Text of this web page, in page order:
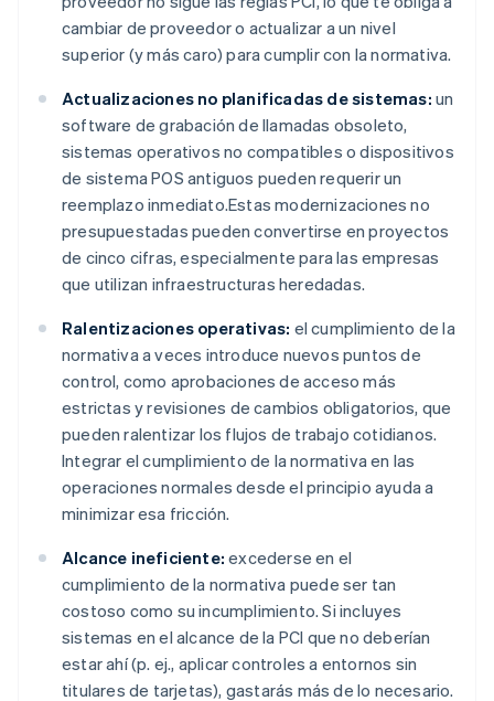
cambiar de proveedor o actualizar a un nivel
superior (y más caro) para cumplir con la normativa.
Actualizaciones no planificadas de sistemas: un
software de grabación de llamadas obsoleto,
sistemas operativos no compatibles o dispositivos
de sistema POS antiguos pueden requerir un
reemplazo inmediato.Estas modernizaciones no
presupuestadas pueden convertirse en proyectos
de cinco cifras, especialmente para las empresas
que utilizan infraestructuras heredadas.
Ralentizaciones operativas: el cumplimiento de la
normativa a veces introduce nuevos puntos de
control, como aprobaciones de acceso más
estrictas y revisiones de cambios obligatorios, que
pueden ralentizar los flujos de trabajo cotidianos.
Integrar el cumplimiento de la normativa en las
operaciones normales desde el principio ayuda a
minimizar esa fricción.
Alcance ineficiente: excederse en el
cumplimiento de la normativa puede ser tan
costoso como su incumplimiento. Si incluyes
sistemas en el alcance de la PCI que no deberían
estar ahí (p. ej., aplicar controles a entornos sin
titulares de tarjetas), gastarás más de lo necesario.